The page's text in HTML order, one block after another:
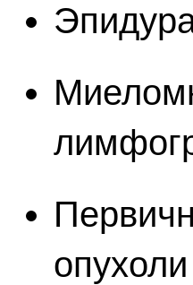
опухоли